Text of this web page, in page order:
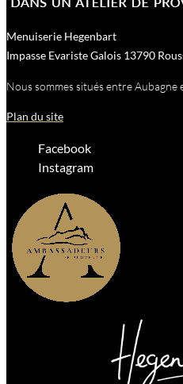
Menuiserie Hegenbart
Impasse Evariste Galois 13790
Nous sommes situés entre Aubagne
Plan du site
Facebook
Instagram